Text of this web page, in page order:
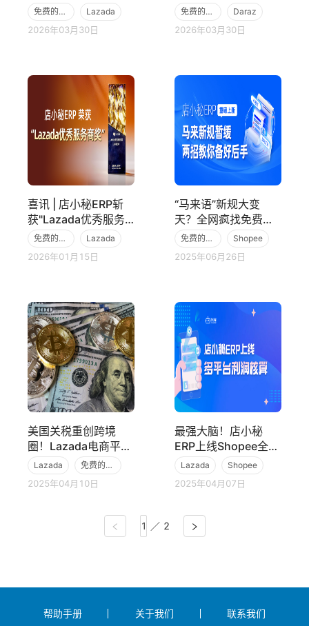
显著
免费的跨境电商ERP Lazada
2026年03月30日
&【Daraz】官方认证
合作伙伴奖
免费的跨境电商ERP Daraz
Lazada
2026年03月30日
喜讯 | 店小秘ERP斩
获"Lazada优秀服务
商奖” 免费的跨境电商ERP Lazada
店小秘ERP
2026年01月15日
“马来语”新规大变
天？全网疯找免费的
跨境电商文字/图片翻
译工具
免费的跨境电商ERP Shopee
TikTok Shop
2025年06月26日
美国关税重创跨境
圈！Lazada电商平台
豪掷“亿级补贴”成黄
金跳板？
Lazada 免费的跨境电商ERP
2025年04月10日
最强大脑！店小秘
ERP上线Shopee全托
管/Shopee/TikTok/L
azada平台利润核
Lazada Shopee
TikTok Shop
2025年04月07日
／ 2
帮助手册 关于我们 联系我们